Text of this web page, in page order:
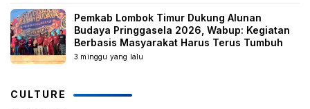
Pemkab Lombok Timur Dukung Alunan
Budaya Pringgasela 2026, Wabup: Kegiatan
Berbasis Masyarakat Harus Terus Tumbuh
3 minggu yang lalu
CULTURE